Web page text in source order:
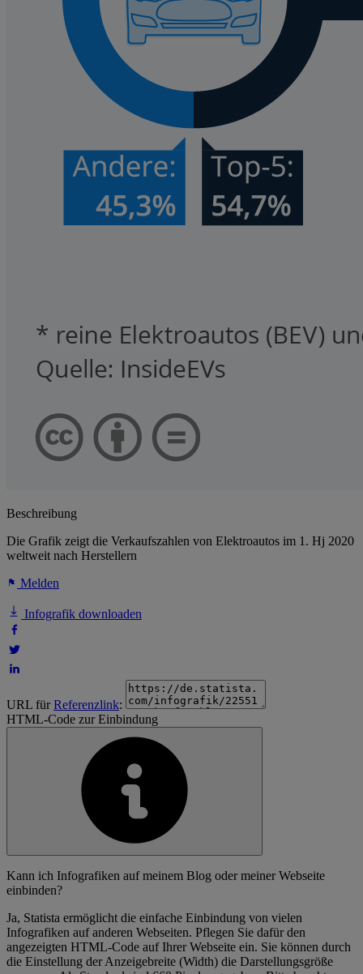
Beschreibung
Die Grafik zeigt die Verkaufszahlen von Elektroautos im 1. Hj 2020
weltweit nach Herstellern
Melden
Infografik downloaden
URL fürReferenzlink:
HTML-Code zur Einbindung
Kann ich Infografiken auf meinem Blog oder meiner Webseite
einbinden?
Ja, Statista ermöglicht die einfache Einbindung von vielen
Infografiken auf anderen Webseiten. Pflegen Sie dafür den
angezeigten HTML-Code auf Ihrer Webseite ein. Sie können durch
die Einstellung der Anzeigebreite (Width) die Darstellungsgröße